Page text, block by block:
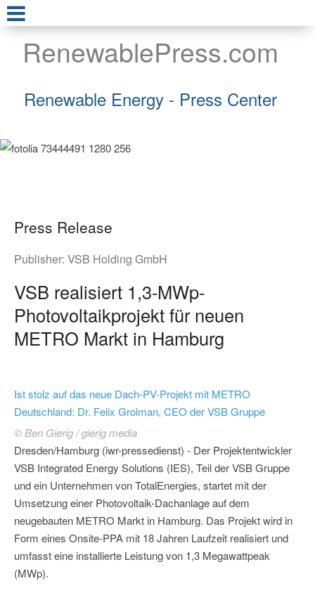
RenewablePress.com
Renewable Energy - Press Center
Press Release
Publisher: VSB Holding GmbH
VSB realisiert 1,3-MWp-
Photovoltaikprojekt für neuen
METRO Markt in Hamburg
Ist stolz auf das neue Dach-PV-Projekt mit METRO
Deutschland: Dr. Felix Grolman, CEO der VSB Gruppe
© Ben Gierig / gierig media
Dresden/Hamburg (iwr-pressedienst) - Der Projektentwickler
VSB Integrated Energy Solutions (IES), Teil der VSB Gruppe
und ein Unternehmen von TotalEnergies, startet mit der
Umsetzung einer Photovoltaik-Dachanlage auf dem
neugebauten METRO Markt in Hamburg. Das Projekt wird in
Form eines Onsite-PPA mit 18 Jahren Laufzeit realisiert und
umfasst eine installierte Leistung von 1,3 Megawattpeak
(MWp).